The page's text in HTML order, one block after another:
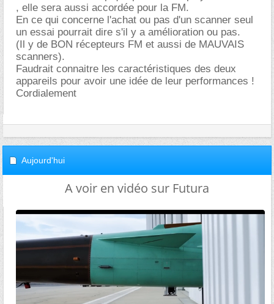
, elle sera aussi accordée pour la FM.
En ce qui concerne l'achat ou pas d'un scanner seul
un essai pourrait dire s'il y a amélioration ou pas.
(Il y de BON récepteurs FM et aussi de MAUVAIS
scanners).
Faudrait connaitre les caractéristiques des deux
appareils pour avoir une idée de leur performances !
Cordialement
Aujourd'hui
A voir en vidéo sur Futura